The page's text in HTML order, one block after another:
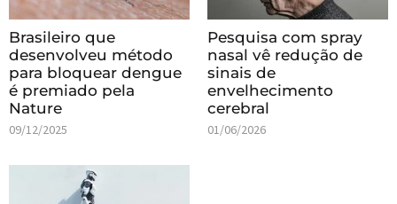
Brasileiro que
desenvolveu método
para bloquear dengue
é premiado pela
Nature
09/12/2025
Pesquisa com spray
nasal vê redução de
sinais de
envelhecimento
cerebral
01/06/2026